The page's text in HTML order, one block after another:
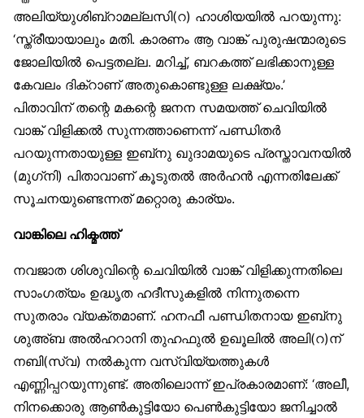
അലിയ്യുശിബ്‌റാമല്ലസി(റ) ഹാശിയയിൽ പറയുന്നു:
‘സ്ത്രീയായാലും മതി. കാരണം ആ വാങ്ക് പുരുഷന്മാരുടെ
ജോലിയിൽ പെട്ടതല്ല. മറിച്ച്, ബറകത്ത് ലഭിക്കാനുള്ള
കേവലം ദിക്‌റാണ് അതുകൊണ്ടുള്ള ലക്ഷ്യം.’
പിതാവിന് തന്റെ മകന്റെ ജനന സമയത്ത് ചെവിയിൽ
വാങ്ക് വിളിക്കൽ സുന്നത്താണെന്ന് പണ്ഡിതർ
പറയുന്നതായുള്ള ഇബ്‌നു ഖുദാമയുടെ പ്രസ്താവനയിൽ
(മുഗ്‌നി) പിതാവാണ് കൂടുതൽ അർഹൻ എന്നതിലേക്ക്
സൂചനയുണ്ടെന്നത് മറ്റൊരു കാര്യം.
വാങ്കിലെ ഹിക്മത്ത്
നവജാത ശിശുവിന്റെ ചെവിയിൽ വാങ്ക് വിളിക്കുന്നതിലെ
സാംഗത്യം ഉദ്ധൃത ഹദീസുകളിൽ നിന്നുതന്നെ
സുതരാം വ്യക്തമാണ്. ഹനഫീ പണ്ഡിതനായ ഇബ്‌നു
ശുഅ്ബ അൽഹറാനി തുഹഫുൽ ഉഖൂലിൽ അലി(റ)ന്
നബി(സ്വ) നൽകുന്ന വസ്വിയ്യത്തുകൾ
എണ്ണിപ്പറയുന്നുണ്ട്. അതിലൊന്ന് ഇപ്രകാരമാണ്: ‘അലീ,
നിനക്കൊരു ആൺകുട്ടിയോ പെൺകുട്ടിയോ ജനിച്ചാൽ